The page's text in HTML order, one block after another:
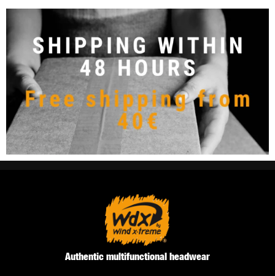
Authentic multifunctional headwear